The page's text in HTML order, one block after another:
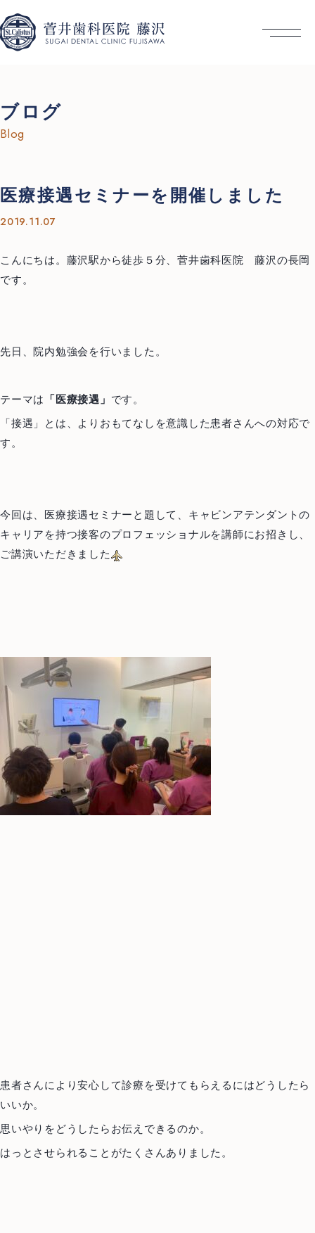
ブログ
Blog
医療接遇セミナーを開催しました
2019.11.07
こんにちは。藤沢駅から徒歩５分、菅井歯科医院 藤沢の長岡
です。
先日、院内勉強会を行いました。
テーマは 「医療接遇」 です。
「接遇」とは、よりおもてなしを意識した患者さんへの対応で
す。
今回は、医療接遇セミナーと題して、キャビンアテンダントの
キャリアを持つ接客のプロフェッショナルを講師にお招きし、
ご講演いただきました
患者さんにより安心して診療を受けてもらえるにはどうしたら
いいか。
思いやりをどうしたらお伝えできるのか。
はっとさせられることがたくさんありました。